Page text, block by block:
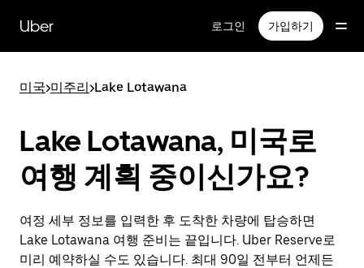
Uber 로그인 가입하기
미국>미주리>Lake Lotawana
Lake Lotawana, 미국로
여행 계획 중이신가요?
여정 세부 정보를 입력한 후 도착한 차량에 탑승하면
Lake Lotawana 여행 준비는 끝입니다. Uber Reserve로
미리 예약하실 수도 있습니다. 최대 90일 전부터 언제든